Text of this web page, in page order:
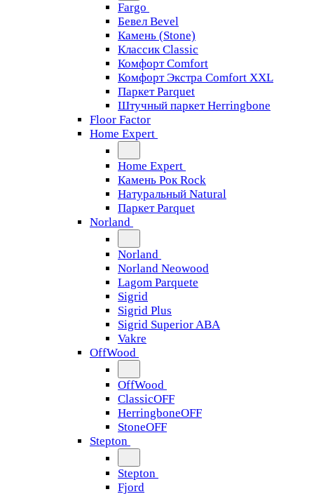
Fargo
Бевел Bevel
Камень (Stone)
Классик Classic
Комфорт Comfort
Комфорт Экстра Comfort XXL
Паркет Parquet
Штучный паркет Herringbone
Floor Factor
Home Expert
Home Expert
Камень Рок Rock
Натуральный Natural
Паркет Parquet
Norland
Norland
Norland Neowood
Lagom Parquete
Sigrid
Sigrid Plus
Sigrid Superior ABA
Vakre
OffWood
OffWood
ClassicOFF
HerringboneOFF
StoneOFF
Stepton
Stepton
Fjord